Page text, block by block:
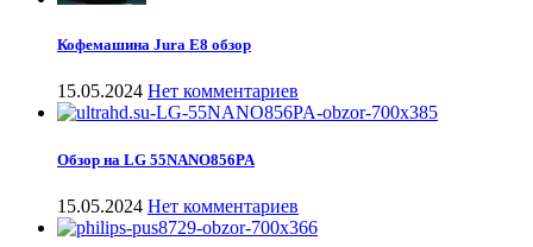
Кофемашина Jura E8 обзор
15.05.2024 Нет комментариев
Обзор на LG 55NANO856PA
15.05.2024 Нет комментариев